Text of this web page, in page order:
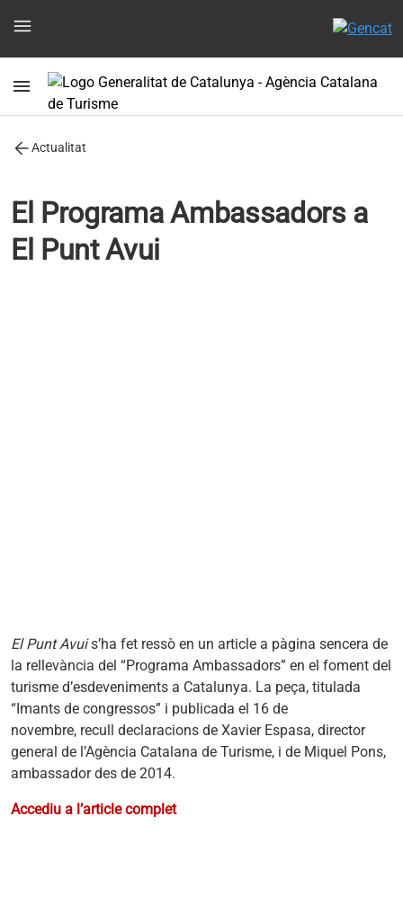
menu
menu
arrow_backActualitat
El Programa Ambassadors a
El Punt Avui
El Punt Avuis’ha fet ressò en un article a pàgina sencera de
la rellevància del “Programa Ambassadors” en el foment del
turisme d’esdeveniments a Catalunya. La peça, titulada
“Imants de congressos” i publicada el 16 de
novembre, recull declaracions de Xavier Espasa, director
general de l’Agència Catalana de Turisme, i de Miquel Pons,
ambassador des de 2014.
Accediu a l’article complet